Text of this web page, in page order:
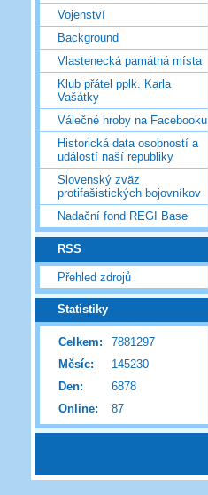
Vojenství
Background
Vlastenecká památná místa
Klub přátel pplk. Karla
Vašátky
Válečné hroby na Facebooku
Historická data osobností a
událostí naší republiky
Slovenský zväz
protifašistických bojovníkov
Nadační fond REGI Base
RSS
Přehled zdrojů
Statistiky
Online: 87
Celkem:
7881297
Měsíc:
145230
Den:
6878